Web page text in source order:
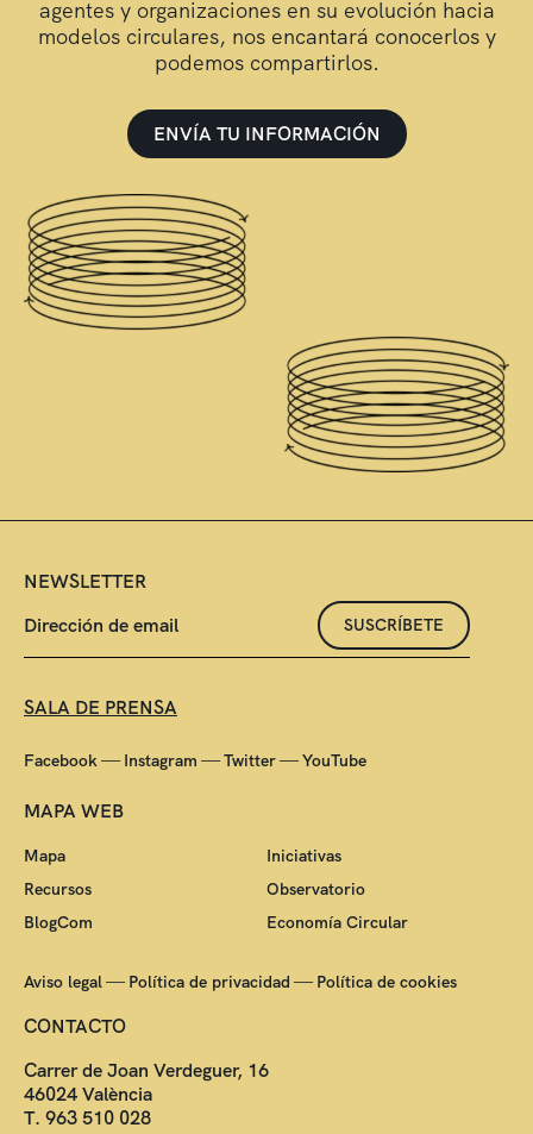
agentes y organizaciones en su evolución hacia
modelos circulares, nos encantará conocerlos y
podemos compartirlos.
ENVÍA TU INFORMACIÓN
NEWSLETTER
SUSCRÍBETE
SALA DE PRENSA
Facebook—Instagram —Twitter—YouTube
MAPA WEB
Mapa
Iniciativas
Recursos
Observatorio
BlogCom
Economía Circular
Aviso legal—Política de privacidad —Política de cookies
CONTACTO
Carrer de Joan Verdeguer, 16
46024 València
T. 963 510 028